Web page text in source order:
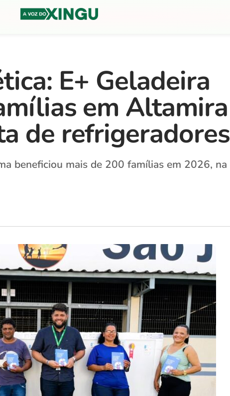
E+ Geladeira
em Altamira
de refrigeradores
beneficiou mais de 200 famílias em 2026, na